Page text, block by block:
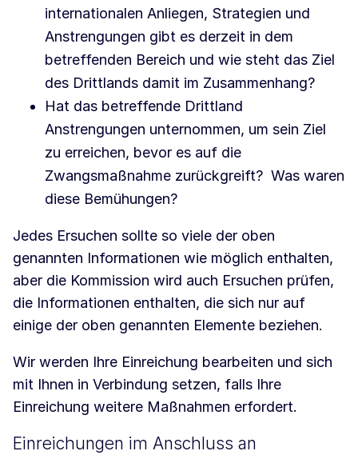
internationalen Anliegen, Strategien und
Anstrengungen gibt es derzeit in dem
betreffenden Bereich und wie steht das Ziel
des Drittlands damit im Zusammenhang?
Hat das betreffende Drittland
Anstrengungen unternommen, um sein Ziel
zu erreichen, bevor es auf die
Zwangsmaßnahme zurückgreift? Was waren
diese Bemühungen?
Jedes Ersuchen sollte so viele der oben
genannten Informationen wie möglich enthalten,
aber die Kommission wird auch Ersuchen prüfen,
die Informationen enthalten, die sich nur auf
einige der oben genannten Elemente beziehen.
Wir werden Ihre Einreichung bearbeiten und sich
mit Ihnen in Verbindung setzen, falls Ihre
Einreichung weitere Maßnahmen erfordert.
Einreichungen im Anschluss an